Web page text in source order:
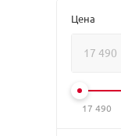
Цена
17 490